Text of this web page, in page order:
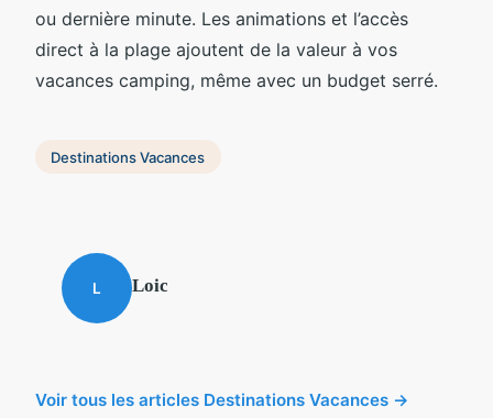
ou dernière minute. Les animations et l’accès
direct à la plage ajoutent de la valeur à vos
vacances camping, même avec un budget serré.
Destinations Vacances
L Loic
Voir tous les articles Destinations Vacances →